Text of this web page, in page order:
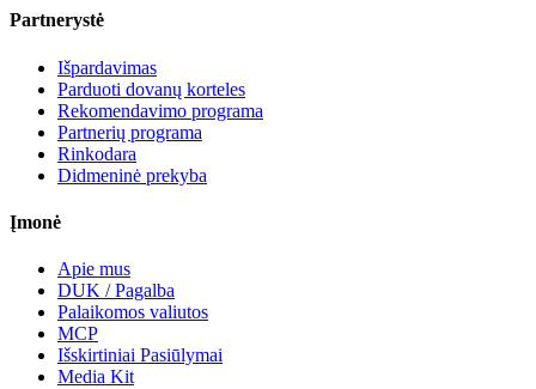
Partnerystė
Išpardavimas
Parduoti dovanų korteles
Rekomendavimo programa
Partnerių programa
Rinkodara
Didmeninė prekyba
Įmonė
Apie mus
DUK / Pagalba
Palaikomos valiutos
MCP
Išskirtiniai Pasiūlymai
Media Kit